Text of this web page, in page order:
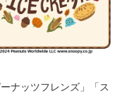
ナッツフレンズ」「ス